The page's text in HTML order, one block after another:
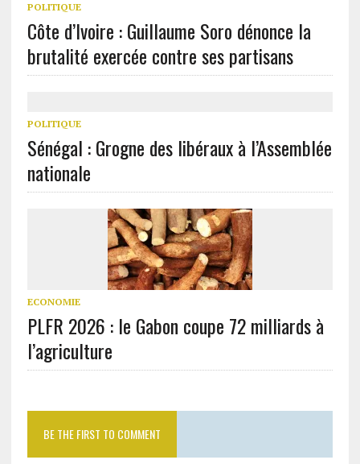
POLITIQUE
Côte d’Ivoire : Guillaume Soro dénonce la
brutalité exercée contre ses partisans
POLITIQUE
Sénégal : Grogne des libéraux à l’Assemblée
nationale
ECONOMIE
PLFR 2026 : le Gabon coupe 72 milliards à
l’agriculture
BE THE FIRST TO COMMENT